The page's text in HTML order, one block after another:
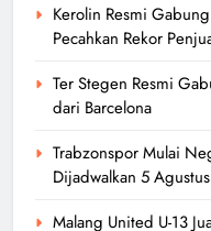
Kerolin Resmi
Pecahkan Rekor
Ter Stegen Resmi
dari Barcelona
Trabzonspor Mulai
Dijadwalkan 5 Agustus
Malang United U-13